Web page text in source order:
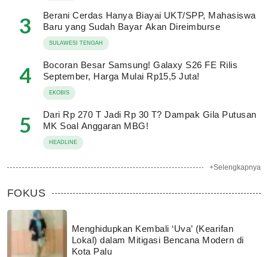
3
Berani Cerdas Hanya Biayai UKT/SPP, Mahasiswa
Baru yang Sudah Bayar Akan Direimburse
SULAWESI TENGAH
4
Bocoran Besar Samsung! Galaxy S26 FE Rilis
September, Harga Mulai Rp15,5 Juta!
EKOBIS
5
Dari Rp 270 T Jadi Rp 30 T? Dampak Gila Putusan
MK Soal Anggaran MBG!
HEADLINE
+Selengkapnya
FOKUS
Menghidupkan Kembali ‘Uva’ (Kearifan
Lokal) dalam Mitigasi Bencana Modern di
Kota Palu